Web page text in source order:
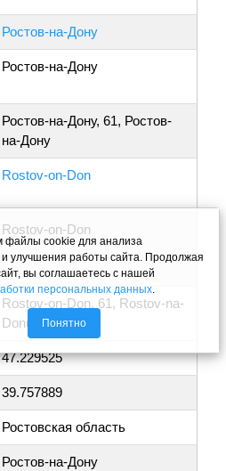
Ростов-на-Дону
Ростов-на-Дону
Ростов-на-Дону, 61, Ростов-
на-Дону
Rostov-on-Don
Rostov-on-Don
Rostov-on-Don, 61, Rostov-na-
Donu
47.229525
39.757889
Ростовская область
Ростов-на-Дону
файлы cookie для анализа
улучшения работы сайта. Продолжая
вы соглашаетесь с нашей
персональных данных.
Понятно